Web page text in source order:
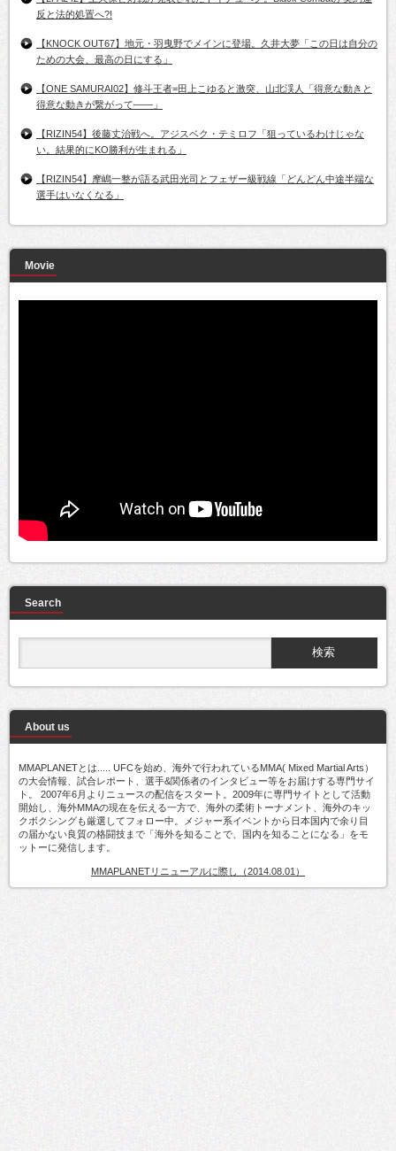
反と法的処置へ?!
【KNOCK OUT67】地元・羽曳野でメインに登場。久井大夢「この日は自分の
ための大会、最高の日にする」
【ONE SAMURAI02】修斗王者=田上こゆると激突、山北渓人「得意な動きと
得意な動きが繋がって――」
【RIZIN54】後藤丈治戦へ。アジスベク・テミロフ「狙っているわけじゃな
い。結果的にKO勝利が生まれる」
【RIZIN54】摩嶋一整が語る武田光司とフェザー級戦線「どんどん中途半端な
選手はいなくなる」
Movie
Search
About us
MMAPLANETとは..... UFCを始め、海外で行われているMMA( Mixed Martial Arts）
の大会情報、試合レポート、選手&関係者のインタビュー等をお届けする専門サイ
ト。 2007年6月よりニュースの配信をスタート。2009年に専門サイトとして活動
開始し、海外MMAの現在を伝える一方で、海外の柔術トーナメント、海外のキッ
クボクシングも厳選してフォロー中。メジャー系イベントから日本国内で余り目
の届かない良質の格闘技まで「海外を知ることで、国内を知ることになる」をモ
ットーに発信します。
MMAPLANETリニューアルに際し（2014.08.01）